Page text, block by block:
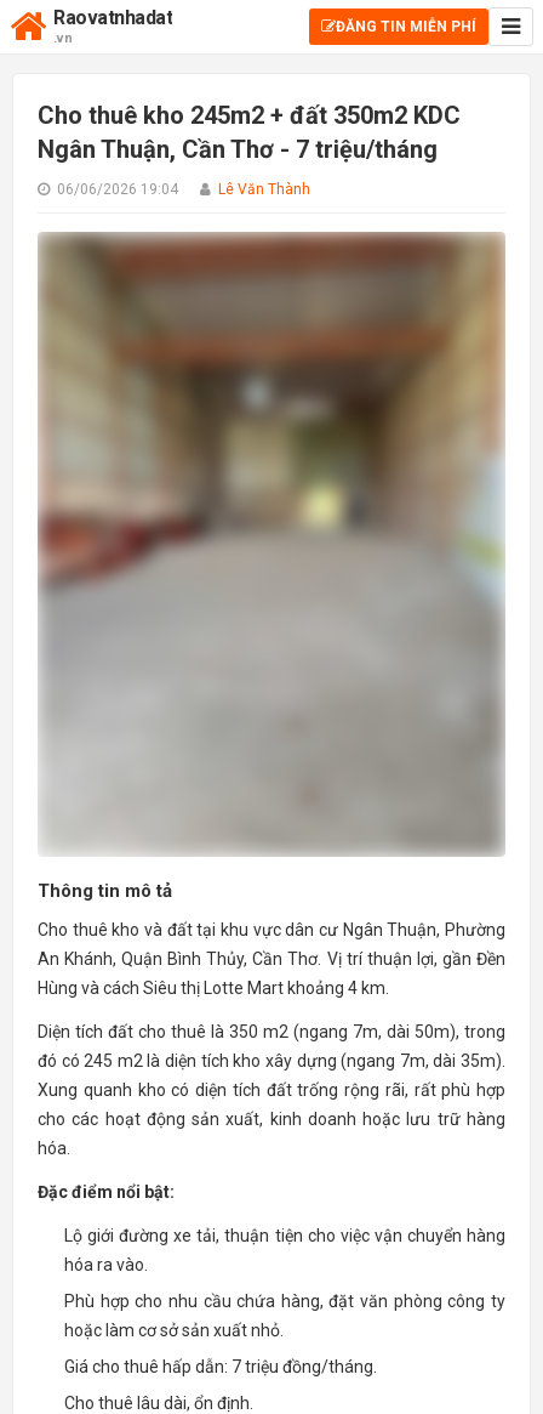
Raovatnhadat
.vn
ĐĂNG TIN MIỄN PHÍ
Cho thuê kho 245m2 + đất 350m2 KDC
Ngân Thuận, Cần Thơ - 7 triệu/tháng
06/06/2026 19:04 Lê Văn Thành
Thông tin mô tả
Cho thuê kho và đất tại khu vực dân cư Ngân Thuận, Phường
An Khánh, Quận Bình Thủy, Cần Thơ. Vị trí thuận lợi, gần Đền
Hùng và cách Siêu thị Lotte Mart khoảng 4 km.
Diện tích đất cho thuê là 350 m2 (ngang 7m, dài 50m), trong
đó có 245 m2 là diện tích kho xây dựng (ngang 7m, dài 35m).
Xung quanh kho có diện tích đất trống rộng rãi, rất phù hợp
cho các hoạt động sản xuất, kinh doanh hoặc lưu trữ hàng
hóa.
Đặc điểm nổi bật:
Lộ giới đường xe tải, thuận tiện cho việc vận chuyển hàng
hóa ra vào.
Phù hợp cho nhu cầu chứa hàng, đặt văn phòng công ty
hoặc làm cơ sở sản xuất nhỏ.
Giá cho thuê hấp dẫn: 7 triệu đồng/tháng.
Cho thuê lâu dài, ổn định.